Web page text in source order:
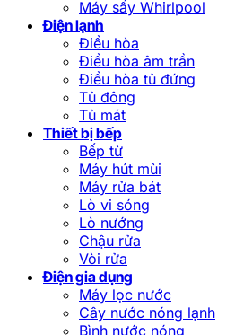
Máy sấy Whirlpool
Điện lạnh
Điều hòa
Điều hòa âm trần
Điều hòa tủ đứng
Tủ đông
Tủ mát
Thiết bị bếp
Bếp từ
Máy hút mùi
Máy rửa bát
Lò vi sóng
Lò nướng
Chậu rửa
Vòi rửa
Điện gia dụng
Máy lọc nước
Cây nước nóng lạnh
Bình nước nóng